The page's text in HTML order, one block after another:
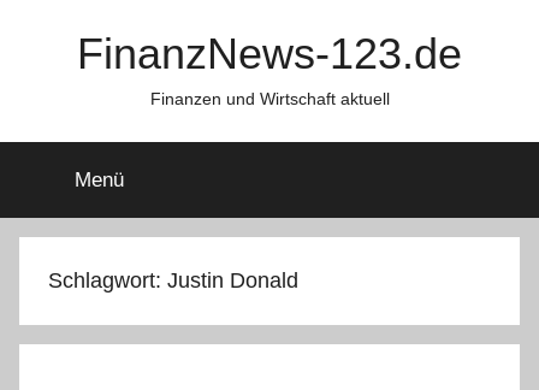
FinanzNews-123.de
Finanzen und Wirtschaft aktuell
Menü
Schlagwort: Justin Donald